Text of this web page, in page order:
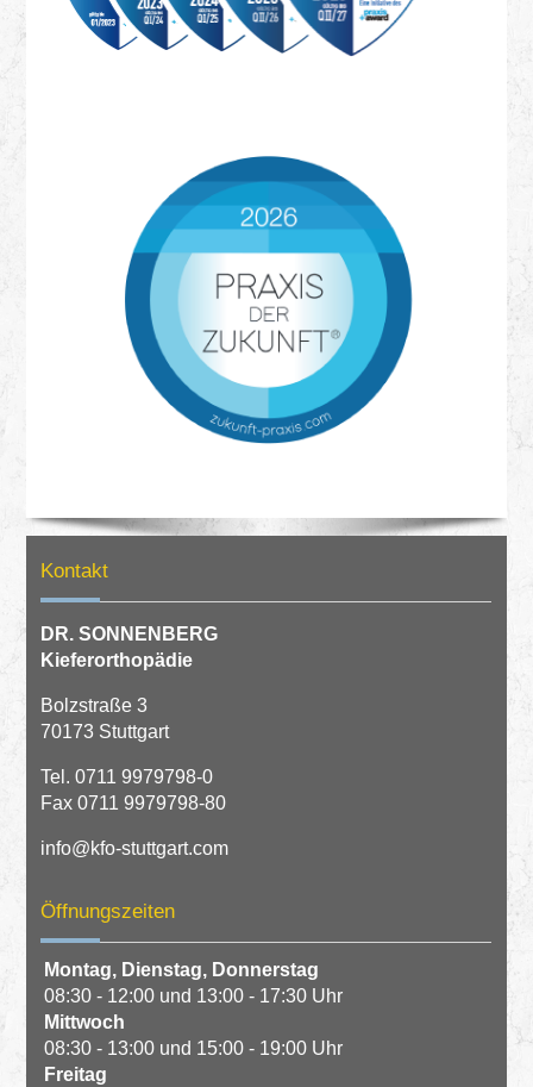
Kontakt
DR. SONNENBERG
Kieferorthopädie
Bolzstraße 3
70173 Stuttgart
Tel.0711 9979798-0
Fax 0711 9979798-80
info@kfo-stuttgart.com
Öffnungszeiten
Montag, Dienstag, Donnerstag
08:30 - 12:00 und 13:00 - 17:30 Uhr
Mittwoch
08:30 - 13:00 und 15:00 - 19:00 Uhr
Freitag